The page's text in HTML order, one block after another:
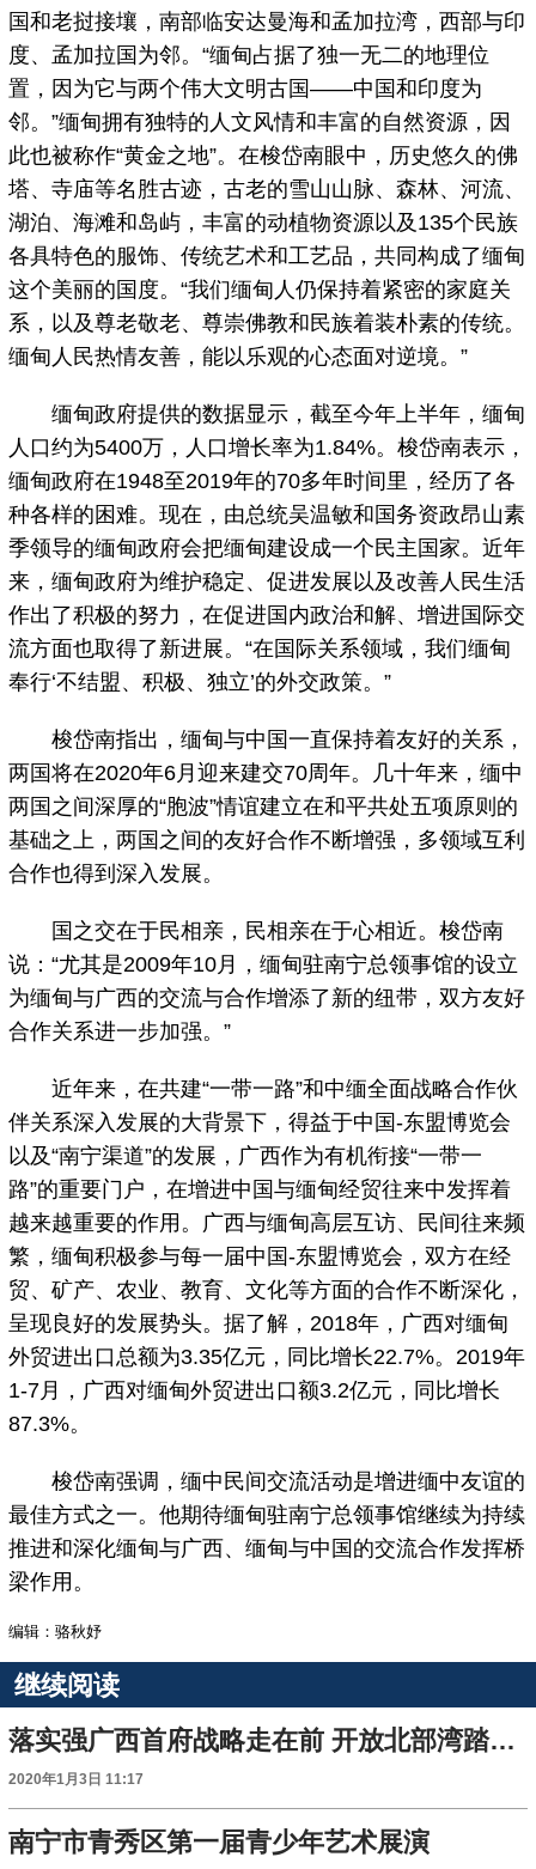
国和老挝接壤，南部临安达曼海和孟加拉湾，西部与印
度、孟加拉国为邻。“缅甸占据了独一无二的地理位
置，因为它与两个伟大文明古国——中国和印度为
邻。”缅甸拥有独特的人文风情和丰富的自然资源，因
此也被称作“黄金之地”。在梭岱南眼中，历史悠久的佛
塔、寺庙等名胜古迹，古老的雪山山脉、森林、河流、
湖泊、海滩和岛屿，丰富的动植物资源以及135个民族
各具特色的服饰、传统艺术和工艺品，共同构成了缅甸
这个美丽的国度。“我们缅甸人仍保持着紧密的家庭关
系，以及尊老敬老、尊崇佛教和民族着装朴素的传统。
缅甸人民热情友善，能以乐观的心态面对逆境。”
缅甸政府提供的数据显示，截至今年上半年，缅甸
人口约为5400万，人口增长率为1.84%。梭岱南表示，
缅甸政府在1948至2019年的70多年时间里，经历了各
种各样的困难。现在，由总统吴温敏和国务资政昂山素
季领导的缅甸政府会把缅甸建设成一个民主国家。近年
来，缅甸政府为维护稳定、促进发展以及改善人民生活
作出了积极的努力，在促进国内政治和解、增进国际交
流方面也取得了新进展。“在国际关系领域，我们缅甸
奉行‘不结盟、积极、独立’的外交政策。”
梭岱南指出，缅甸与中国一直保持着友好的关系，
两国将在2020年6月迎来建交70周年。几十年来，缅中
两国之间深厚的“胞波”情谊建立在和平共处五项原则的
基础之上，两国之间的友好合作不断增强，多领域互利
合作也得到深入发展。
国之交在于民相亲，民相亲在于心相近。梭岱南
说：“尤其是2009年10月，缅甸驻南宁总领事馆的设立
为缅甸与广西的交流与合作增添了新的纽带，双方友好
合作关系进一步加强。”
近年来，在共建“一带一路”和中缅全面战略合作伙
伴关系深入发展的大背景下，得益于中国-东盟博览会
以及“南宁渠道”的发展，广西作为有机衔接“一带一
路”的重要门户，在增进中国与缅甸经贸往来中发挥着
越来越重要的作用。广西与缅甸高层互访、民间往来频
繁，缅甸积极参与每一届中国-东盟博览会，双方在经
贸、矿产、农业、教育、文化等方面的合作不断深化，
呈现良好的发展势头。据了解，2018年，广西对缅甸
外贸进出口总额为3.35亿元，同比增长22.7%。2019年
1-7月，广西对缅甸外贸进出口额3.2亿元，同比增长
87.3%。
梭岱南强调，缅中民间交流活动是增进缅中友谊的
最佳方式之一。他期待缅甸驻南宁总领事馆继续为持续
推进和深化缅甸与广西、缅甸与中国的交流合作发挥桥
梁作用。
编辑：骆秋妤
继续阅读
落实强广西首府战略走在前 开放北部湾踏浪再起航
2020年1月3日 11:17
南宁市青秀区第一届青少年艺术展演